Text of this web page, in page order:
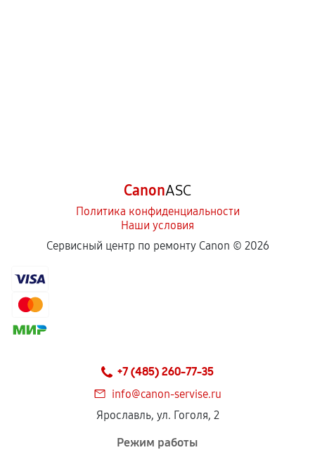
CanonASC
Политика конфиденциальности
Наши условия
Сервисный центр по ремонту Canon © 2026
+7 (485) 260-77-35
info@canon-servise.ru
Ярославль, ул. Гоголя, 2
Режим работы